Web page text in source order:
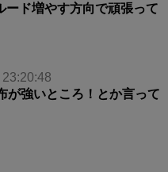
ード増やす方向で頑張って
が強いところ！とか言って